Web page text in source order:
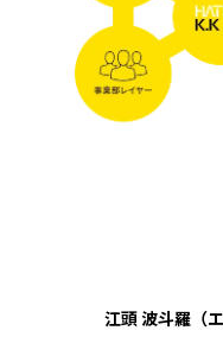
江頭 波斗羅（